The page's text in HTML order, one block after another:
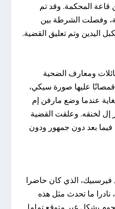
المحكمة. وقد تم
وفصلت الشرطة بين
اليدين وتم تعليق القضية.
ومعارف الضحية
قمصانًا عليها صورة سيكي،
عندما وضع مارفن إم
إل لخنقه. وعلقت القضية
بعد دون جمهور ودون
الذي كان حاضرا
ما تحدث مثل هذه